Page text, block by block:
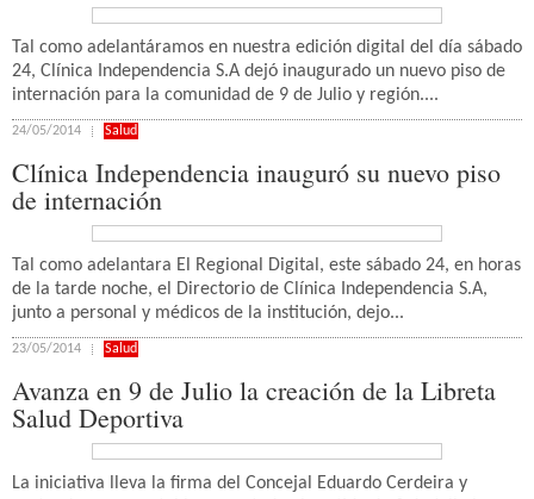
Tal como adelantáramos en nuestra edición digital del día sábado
24, Clínica Independencia S.A dejó inaugurado un nuevo piso de
internación para la comunidad de 9 de Julio y región....
24/05/2014 Salud
Clínica Independencia inauguró su nuevo piso
de internación
Tal como adelantara El Regional Digital, este sábado 24, en horas
de la tarde noche, el Directorio de Clínica Independencia S.A,
junto a personal y médicos de la institución, dejo...
23/05/2014 Salud
Avanza en 9 de Julio la creación de la Libreta
Salud Deportiva
La iniciativa lleva la firma del Concejal Eduardo Cerdeira y